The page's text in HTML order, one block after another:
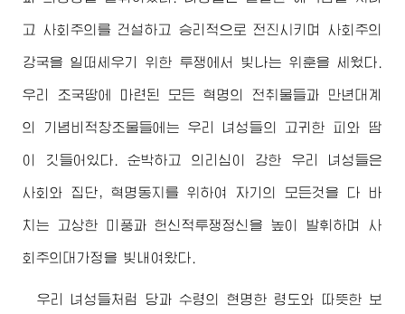
고 사회주의를 건설하고 승리적으로 전진시키며 사회주의
강국을 일떠세우기 위한 투쟁에서 빛나는 위훈을 세웠다.
우리 조국땅에 마련된 모든 혁명의 전취물들과 만년대계
의 기념비적창조물들에는 우리 녀성들의 고귀한 피와 땀
이 깃들어있다. 순박하고 의리심이 강한 우리 녀성들은
사회와 집단, 혁명동지를 위하여 자기의 모든것을 다 바
치는 고상한 미풍과 헌신적투쟁정신을 높이 발휘하며 사
회주의대가정을 빛내여왔다.
우리 녀성들처럼 당과 수령의 현명한 령도와 따뜻한 보